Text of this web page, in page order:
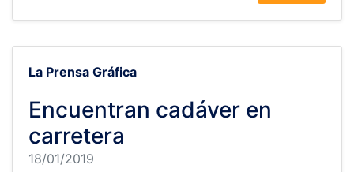
La Prensa Gráfica
Encuentran cadáver en
carretera
18/01/2019